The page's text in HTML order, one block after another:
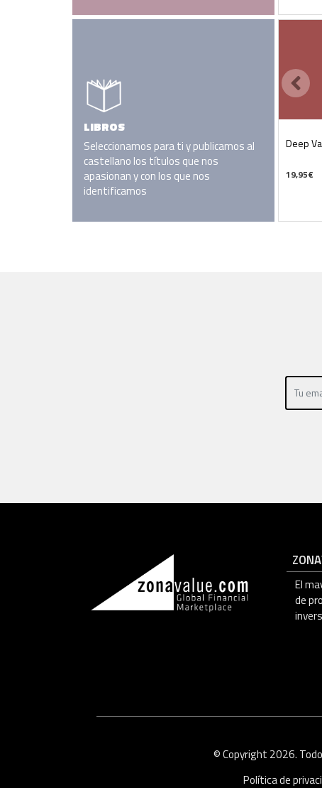
LIBROS
Seleccionamos para ti y publicamos al
castellano los títulos que nos
apasionan y con los que nos
identificamos
Deep
19,95€
El
de
© Copyright 2026.
Política de